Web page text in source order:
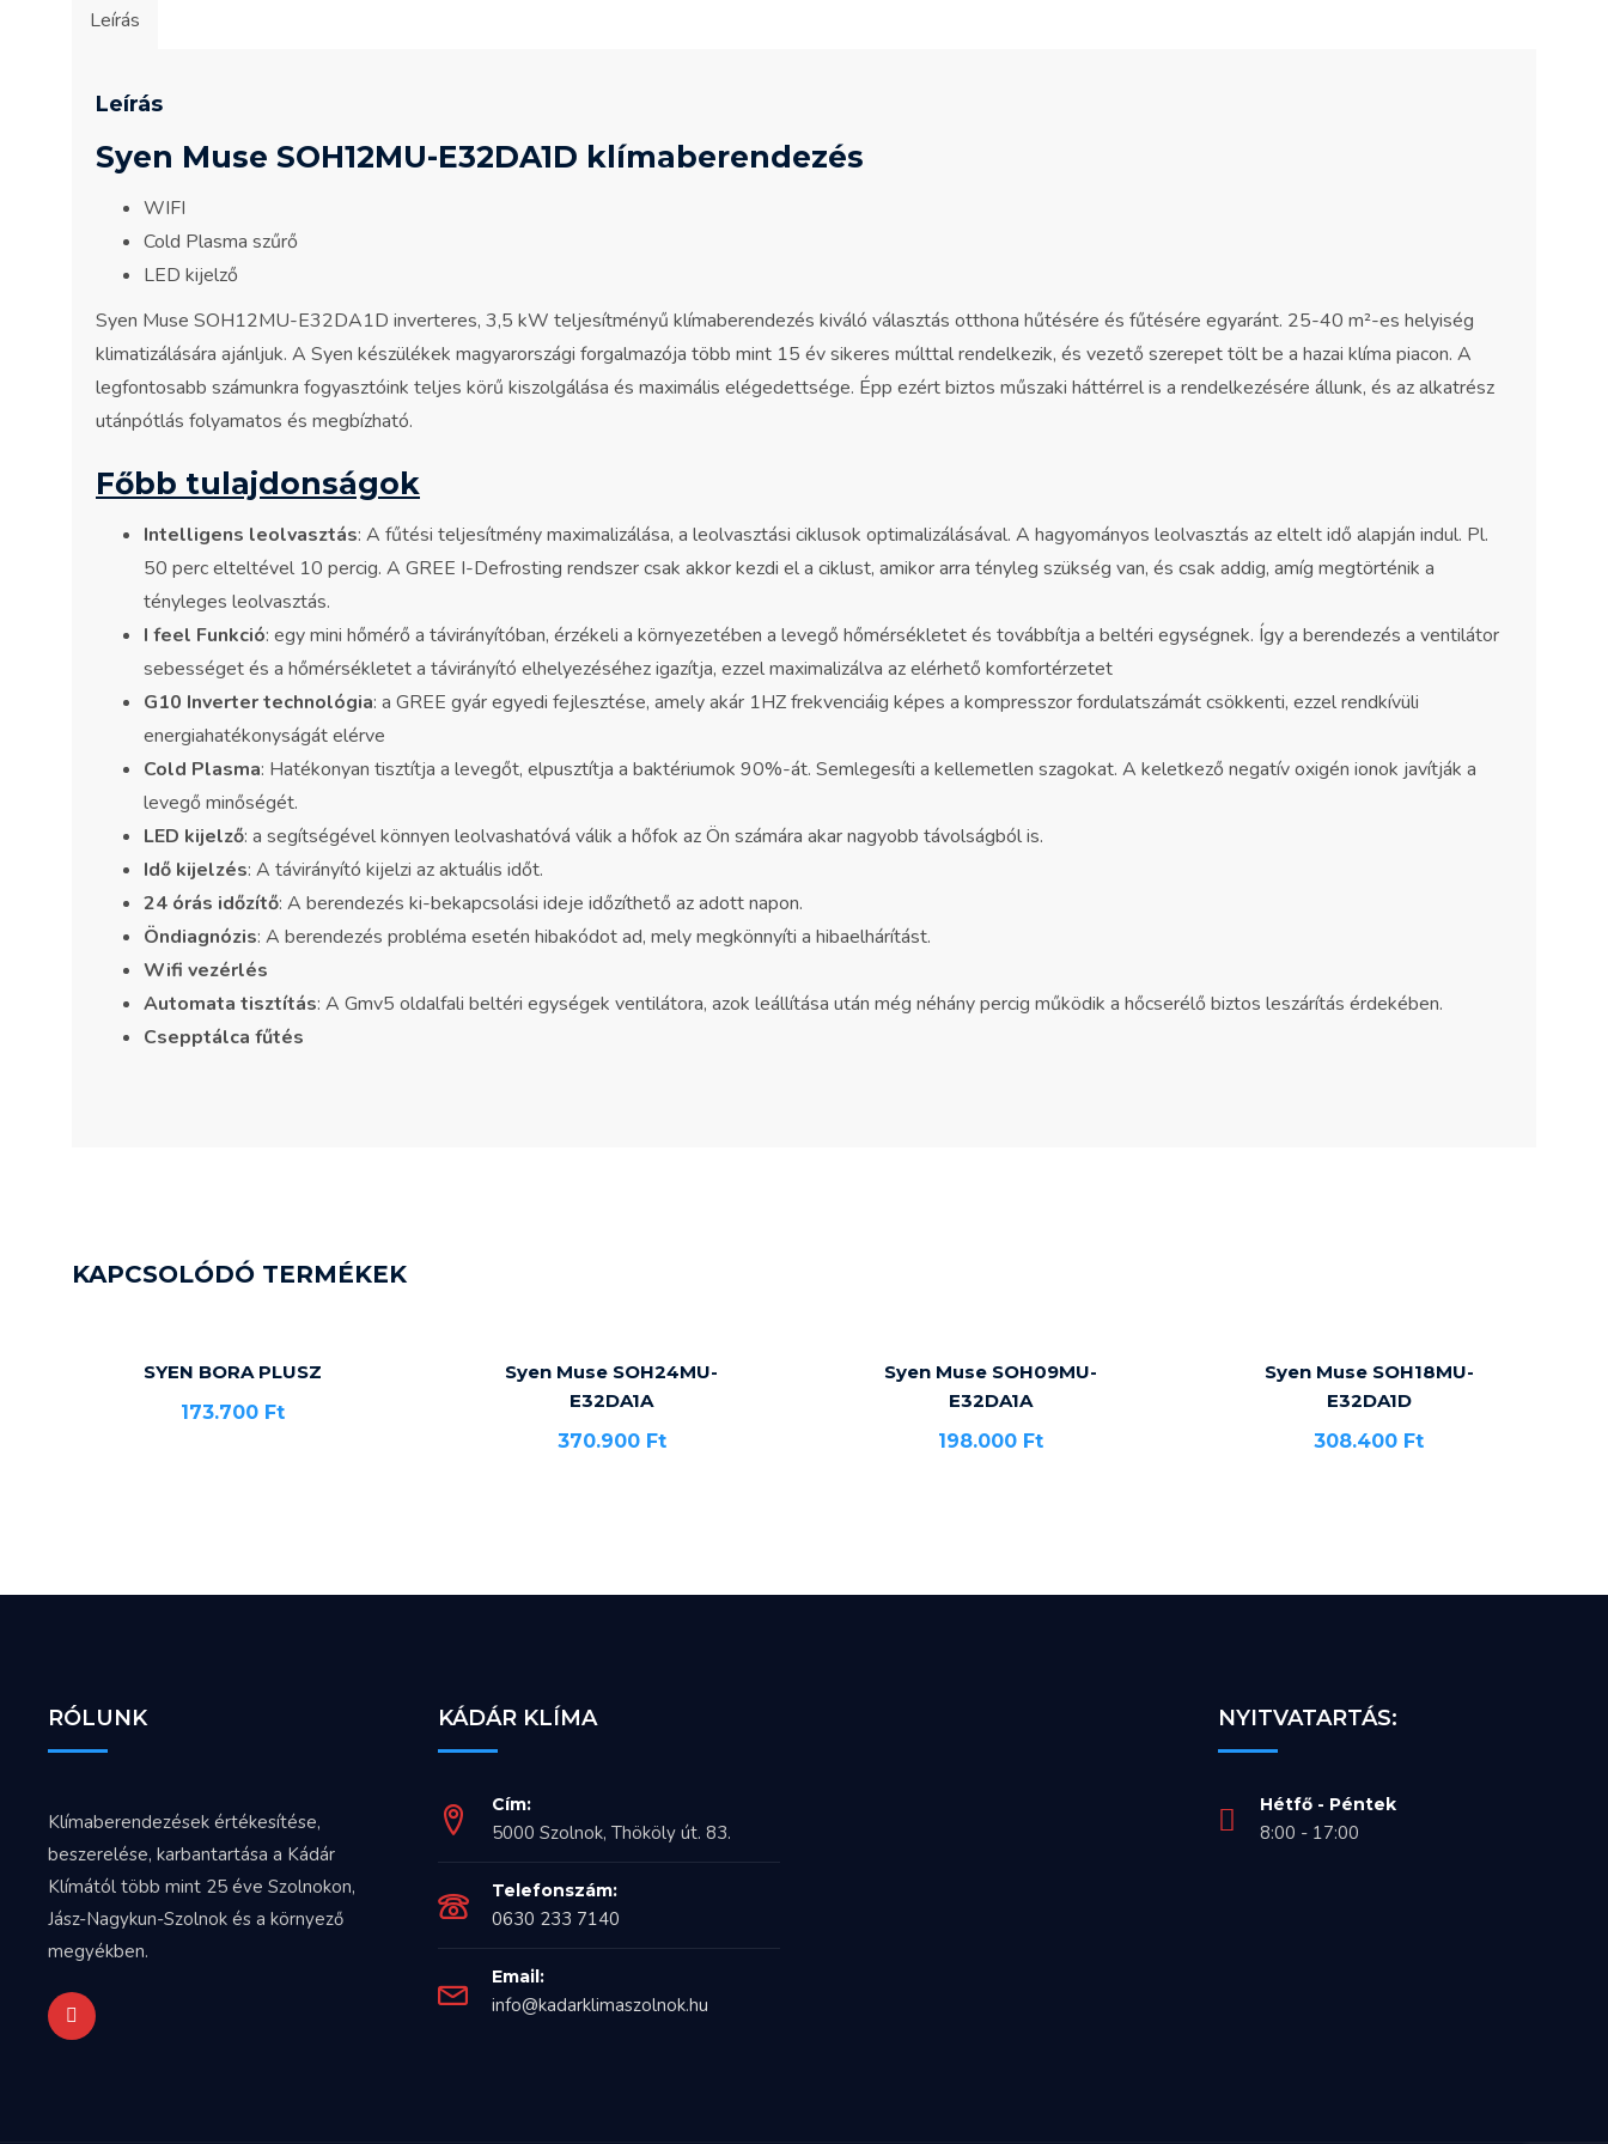
Leírás
Leírás
Syen Muse SOH12MU-E32DA1D klímaberendezés
WIFI
Cold Plasma szűrő
LED kijelző
Syen Muse SOH12MU-E32DA1D inverteres, 3,5 kW teljesítményű klímaberendezés kiváló választás otthona hűtésére és fűtésére egyaránt. 25-40 m²-es helyiség
klimatizálására ajánljuk. A Syen készülékek magyarországi forgalmazója több mint 15 év sikeres múlttal rendelkezik, és vezető szerepet tölt be a hazai klíma piacon. A
legfontosabb számunkra fogyasztóink teljes körű kiszolgálása és maximális elégedettsége. Épp ezért biztos műszaki háttérrel is a rendelkezésére állunk, és az alkatrész
utánpótlás folyamatos és megbízható.
Főbb tulajdonságok
Intelligens leolvasztás: A fűtési teljesítmény maximalizálása, a leolvasztási ciklusok optimalizálásával. A hagyományos leolvasztás az eltelt idő alapján indul. Pl.
50 perc elteltével 10 percig. A GREE I-Defrosting rendszer csak akkor kezdi el a ciklust, amikor arra tényleg szükség van, és csak addig, amíg megtörténik a
tényleges leolvasztás.
I feel Funkció: egy mini hőmérő a távirányítóban, érzékeli a környezetében a levegő hőmérsékletet és továbbítja a beltéri egységnek. Így a berendezés a ventilátor
sebességet és a hőmérsékletet a távirányító elhelyezéséhez igazítja, ezzel maximalizálva az elérhető komfortérzetet
G10 Inverter technológia: a GREE gyár egyedi fejlesztése, amely akár 1HZ frekvenciáig képes a kompresszor fordulatszámát csökkenti, ezzel rendkívüli
energiahatékonyságát elérve
Cold Plasma: Hatékonyan tisztítja a levegőt, elpusztítja a baktériumok 90%-át. Semlegesíti a kellemetlen szagokat. A keletkező negatív oxigén ionok javítják a
levegő minőségét.
LED kijelző: a segítségével könnyen leolvashatóvá válik a hőfok az Ön számára akar nagyobb távolságból is.
Idő kijelzés: A távirányító kijelzi az aktuális időt.
24 órás időzítő: A berendezés ki-bekapcsolási ideje időzíthető az adott napon.
Öndiagnózis: A berendezés probléma esetén hibakódot ad, mely megkönnyíti a hibaelhárítást.
Wifi vezérlés
Automata tisztítás: A Gmv5 oldalfali beltéri egységek ventilátora, azok leállítása után még néhány percig működik a hőcserélő biztos leszárítás érdekében.
Csepptálca fűtés
KAPCSOLÓDÓ TERMÉKEK
SYEN BORA PLUSZ
173.700 Ft
Syen Muse SOH24MU-
E32DA1A
370.900 Ft
Syen Muse SOH09MU-
E32DA1A
198.000 Ft
Syen Muse SOH18MU-
E32DA1D
308.400 Ft
RÓLUNK
Klímaberendezések értékesítése,
beszerelése, karbantartása a Kádár
Klímától több mint 25 éve Szolnokon,
Jász-Nagykun-Szolnok és a környező
megyékben.
KÁDÁR KLÍMA
Cím:
5000 Szolnok, Thököly út. 83.
Telefonszám:
0630 233 7140
Email:
info@kadarklimaszolnok.hu
NYITVATARTÁS:
Hétfő - Péntek
8:00 - 17:00